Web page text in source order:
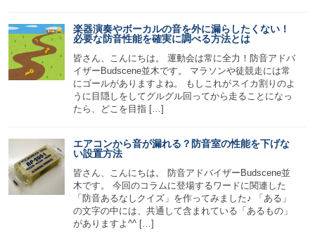
楽器演奏やボーカルの音を外に漏らしたくない！
必要な防音性能を確実に調べる方法とは
皆さん、こんにちは。 運動会は常に全力！防音アドバ
イザーBudscene並木です。 マラソンや徒競走には常
にゴールがありますよね。 もしこれがスイカ割りのよ
うに目隠しをしてグルグル回ってから走ることになっ
たら、どこを目指 […]
エアコンから音が漏れる？防音室の性能を下げな
い設置方法
皆さん、こんにちは。 防音アドバイザーBudscene並
木です。 今回のコラムに登場するワードに関連した
「防音あるなしクイズ」を作ってみました♪ 「ある」
の文字の中には、共通して含まれている「あるもの」
がありますよ^^ […]